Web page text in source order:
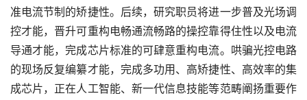
准电流节制的矫捷性。后续，研究职员将进一步普及光场调
控才能，晋升可重构电畅通流畅路的操控靠得住性以及电流
导通才能，完成芯片标准的可肆意重构电流。哄骗光控电路
的现场反复编纂才能，完成多功用、高矫捷性、高效率的集
成芯片，正在人工智能、新一代信息技能等范畴阐扬重要作